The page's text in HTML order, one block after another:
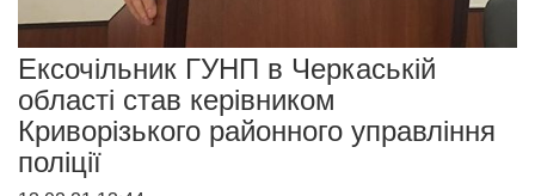
Ексочільник ГУНП в Черкаській
області став керівником
Криворізького районного управління
поліції